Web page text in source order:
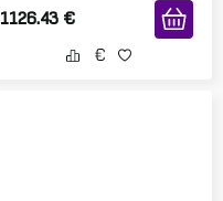
1126.43 €